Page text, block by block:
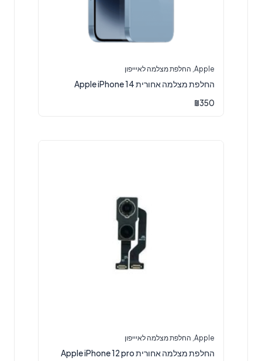
Apple החלפת מצלמה לאיייפון
החלפת מצלמה אחורית Apple iPhone 14
₪350
Apple החלפת מצלמה לאיייפון
החלפת מצלמה אחורית Apple iPhone 12 pro